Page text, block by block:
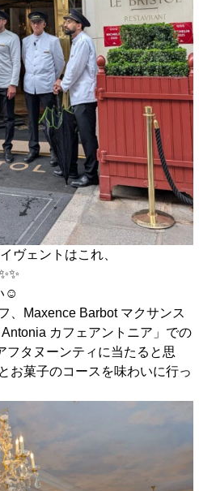
ヴェントはこれ、
☺️
、Maxence Barbot マクサンス
カフェアントニア」での
フタヌーンティに当たると思
お菓子のコースを味わいに行っ